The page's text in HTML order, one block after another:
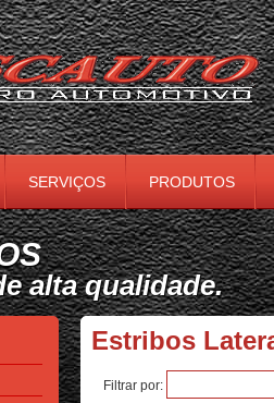
SERVIÇOS PRODUTOS
alta qualidade.
Estribos
Filtrar por: